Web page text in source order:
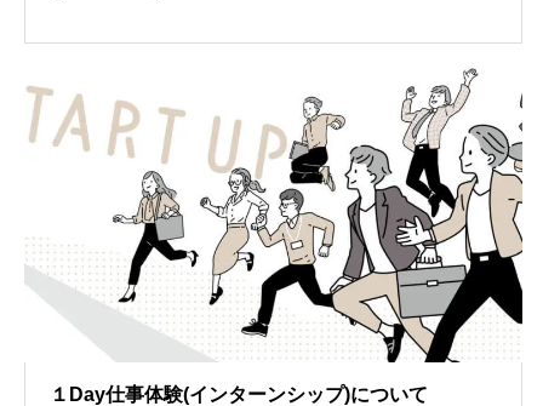
１Day仕事体験(インターンシップ)について